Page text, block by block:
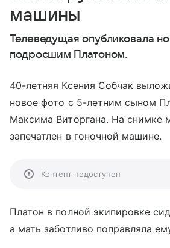
машины
Телеведущая опубликовала
подросшим Платоном.
40-летняя Ксения Собчак
новое фото с 5-летним сыном
Максима Виторгана. На снимке
запечатлен в гоночной машине.
Контент недоступен
Платон в полной экипировке
а мать заботливо поправляла